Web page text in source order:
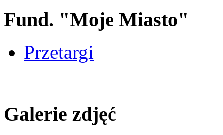
Fund. "Moje Miasto"
Przetargi
Galerie zdjęć